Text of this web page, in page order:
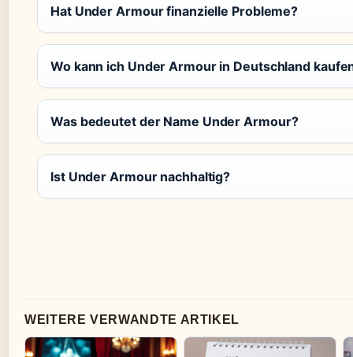
Hat Under Armour finanzielle Probleme?
Wo kann ich Under Armour in Deutschland
Was bedeutet der Name Under Armour?
Ist Under Armour nachhaltig?
WEITERE VERWANDTE ARTIKEL